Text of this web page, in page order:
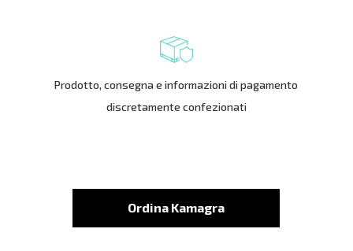
Prodotto, consegna e informazioni di pagamento
discretamente confezionati
Ordina Kamagra